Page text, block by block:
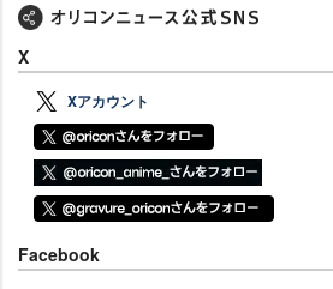
X
Xアカウント
Facebook